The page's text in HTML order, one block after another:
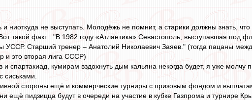
ниоткуда не выступать. Молодёжь не помнит, а старики должны знать,
такой факт : "В 1982 году «Атлантика» Севастополь, выступавшая под
УССР. Старший тренер – Анатолий Николаевич Заяев." (тогда пацаны
и это вторая лига СССР)
и спартакиад, кумирам вздохнуть дым кальяна некогда будет, я уже молчу
сиськами.
стороны ещё и коммерческие турниры с призовым фондом и
ещё пидзицца будут в очереди на участие в кубке Газпрома и турнире